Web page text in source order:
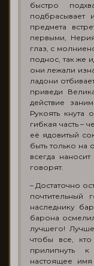
быстро
подбрасывает
предмета
первыми,
глаз, с
поднос, так же
они лежали
ладони
приведи
действие
Рукоять кнута
гибкая часть –
её ядовитый
быть только на
всегда
говорят.
– Достаточно
почтительный
наследнику
барона
лучшего!
чтобы все,
прилипнуть к
настоящее